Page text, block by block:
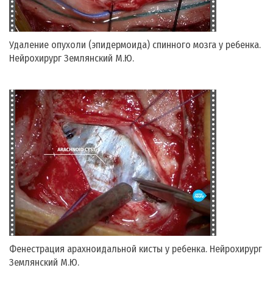
Удаление опухоли (эпидермоида) спинного мозга у ребенка.
Нейрохирург Землянский М.Ю.
Фенестрация арахноидальной кисты у ребенка. Нейрохирург
Землянский М.Ю.